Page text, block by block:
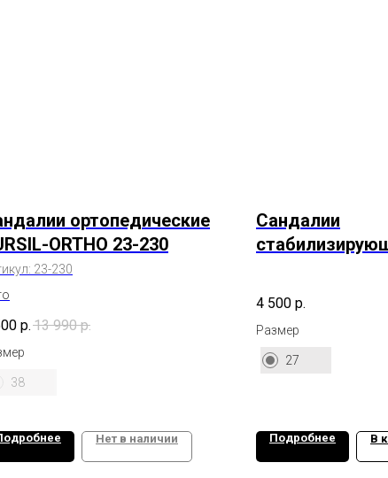
ортопедические
ORTHO 23-230
23-230
р. 13 990 р.
38
Нет в наличии
Сандалии
4 500 р.
Размер
27
Подробнее В